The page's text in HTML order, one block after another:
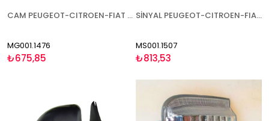
CAM PEUGEOT-CITROEN-FIAT BOXER-JUMPER-DUCATO 2006- ISITMALI KÜÇÜK TİP SOL
MG001.1476
₺675,85
SİNYAL PEUGEOT-CITROEN-FIAT BOXER-JUMPER-DUCATO 2006- SARI UZUN KOL 16W SAĞ
MS001.1507
₺813,53